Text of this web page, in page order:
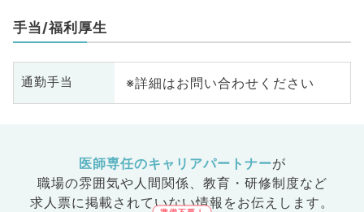
手当/福利厚生
通勤手当 ※詳細はお問い合わせください
医師専任のキャリアパートナーが
職場の雰囲気や人間関係、 教育・研修制度など
求人票に掲載されていない情報をお伝えします。